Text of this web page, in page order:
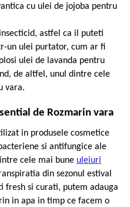
cu ulei de jojoba pentru
astfel ca il puteti
un ulei purtator, cum ar fi
ulei de lavanda pentru
de altfel, unul dintre cele
vara.
de Rozmarin vara
in produsele cosmetice
si antifungice ale
cele mai bune uleiuri
din sezonul estival
fresh si curati, putem adauga
in apa in timp ce facem o